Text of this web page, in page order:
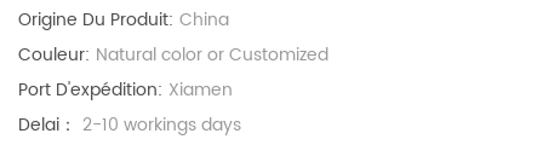
Origine Du Produit: China
Couleur: Natural color or Customized
Port D'expédition: Xiamen
Delai： 2-10 workings days